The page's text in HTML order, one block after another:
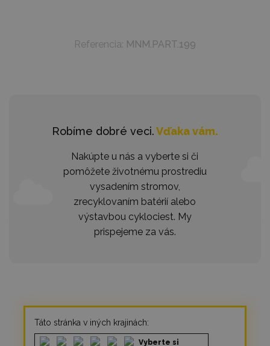
Referencia: MNM.PART.199
Robíme dobré veci.Vďaka vám.
Nakúpte u nás a vyberte si či
pomôžete životnému prostrediu
vysadením stromov,
zrecyklovaním batérií alebo
výstavbou cyklociest. My
prispejeme za vás.
Táto stránka v iných krajinách:
Vyberte si